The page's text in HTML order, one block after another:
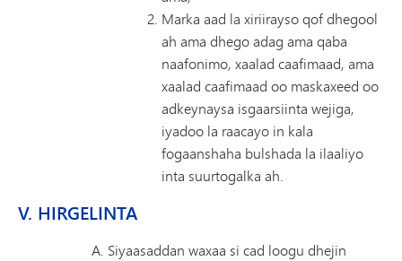
Marka aad la xiriirayso qof dhegool
ah ama dhego adag ama qaba
naafonimo, xaalad caafimaad, ama
xaalad caafimaad oo maskaxeed oo
adkeynaysa isgaarsiinta wejiga,
iyadoo la raacayo in kala
fogaanshaha bulshada la ilaaliyo
inta suurtogalka ah.
V. HIRGELINTA
Siyaasaddan waxaa si cad loogu dhejin